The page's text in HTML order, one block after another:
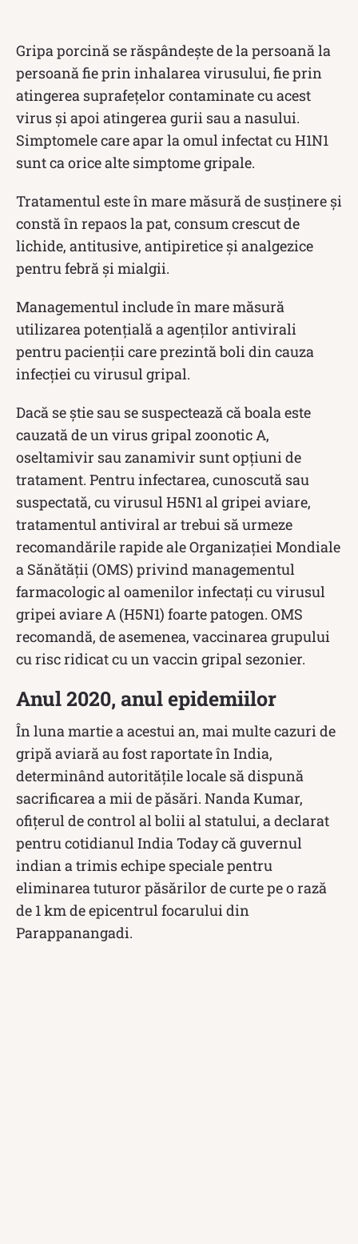
Gripa porcină se răspândește de la persoană la
persoană fie prin inhalarea virusului, fie prin
atingerea suprafețelor contaminate cu acest
virus și apoi atingerea gurii sau a nasului.
Simptomele care apar la omul infectat cu H1N1
sunt ca orice alte simptome gripale.
Tratamentul este în mare măsură de susținere și
constă în repaos la pat, consum crescut de
lichide, antitusive, antipiretice și analgezice
pentru febră și mialgii.
Managementul include în mare măsură
utilizarea potențială a agenților antivirali
pentru pacienții care prezintă boli din cauza
infecției cu virusul gripal.
Dacă se știe sau se suspectează că boala este
cauzată de un virus gripal zoonotic A,
oseltamivir sau zanamivir sunt opțiuni de
tratament. Pentru infectarea, cunoscută sau
suspectată, cu virusul H5N1 al gripei aviare,
tratamentul antiviral ar trebui să urmeze
recomandările rapide ale Organizației Mondiale
a Sănătății (OMS) privind managementul
farmacologic al oamenilor infectați cu virusul
gripei aviare A (H5N1) foarte patogen. OMS
recomandă, de asemenea, vaccinarea grupului
cu risc ridicat cu un vaccin gripal sezonier.
Anul 2020, anul epidemiilor
În luna martie a acestui an, mai multe cazuri de
gripă aviară au fost raportate în India,
determinând autoritățile locale să dispună
sacrificarea a mii de păsări. Nanda Kumar,
ofițerul de control al bolii al statului, a declarat
pentru cotidianul India Today că guvernul
indian a trimis echipe speciale pentru
eliminarea tuturor păsărilor de curte pe o rază
de 1 km de epicentrul focarului din
Parappanangadi.